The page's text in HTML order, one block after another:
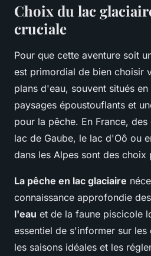
Choix du lac
cruciale
Pour que cette aventure soit
est primordial de bien choisir
plans d'eau, souvent situés
paysages époustouflants et
pour la pêche. En France,
lac de Gaube, le lac d'Oô ou
dans les Alpes sont des choix
La pêche en lac glaciaire
connaissance approfondie des
l'eau et de la faune piscicole
essentiel de s'informer sur les
les saisons idéales et les